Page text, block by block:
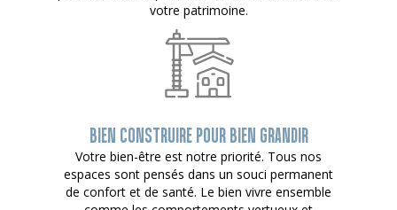
votre patrimoine.
BIEN CONSTRUIRE POUR BIEN GRANDIR
Votre bien-être est notre priorité. Tous nos
espaces sont pensés dans un souci permanent
de confort et de santé. Le bien vivre ensemble